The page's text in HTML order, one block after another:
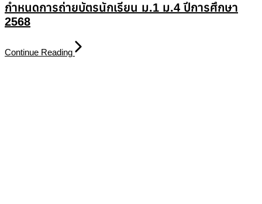
กำหนดการถ่ายบัตรนักเรียน ม.1 ม.4 ปีการศึกษา
2568
Continue Reading